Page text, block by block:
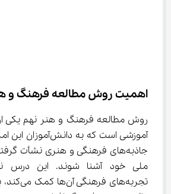
اهمیت روش مطالعه فرهنگ و
جاذبه‌های فرهنگی و هنری نشأت